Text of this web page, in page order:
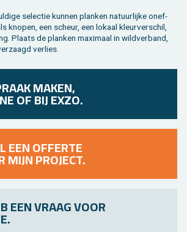
se­lec­tie kun­nen plan­ken na­tuur­lij­ke on­ef­
kno­pen, een scheur, een lo­kaal kleur­ver­schil,
Plaats de plan­ken maxi­maal in wild­ver­band,
ver­lies.
MAKEN,
OF BIJ EXZO.
EEN OFFERTE
MIJN PROJECT.
EEN VRAAG VOOR